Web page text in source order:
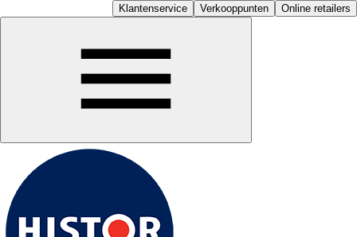
Klantenservice Verkooppunten Online retailers